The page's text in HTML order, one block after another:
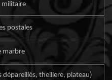
militaire
postales
marbre
theillere, plateau)